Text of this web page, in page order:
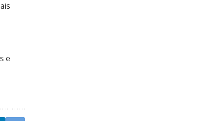
e